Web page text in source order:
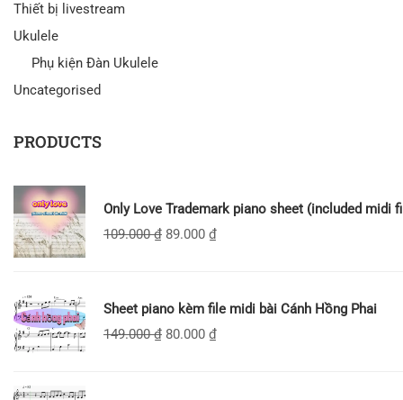
Thiết bị livestream
Ukulele
Phụ kiện Đàn Ukulele
Uncategorised
PRODUCTS
Only Love Trademark piano sheet (included midi
109.000₫ 89.000 ₫
Sheet piano kèm file midi bài Cánh Hồng Phai
149.000₫ 80.000 ₫